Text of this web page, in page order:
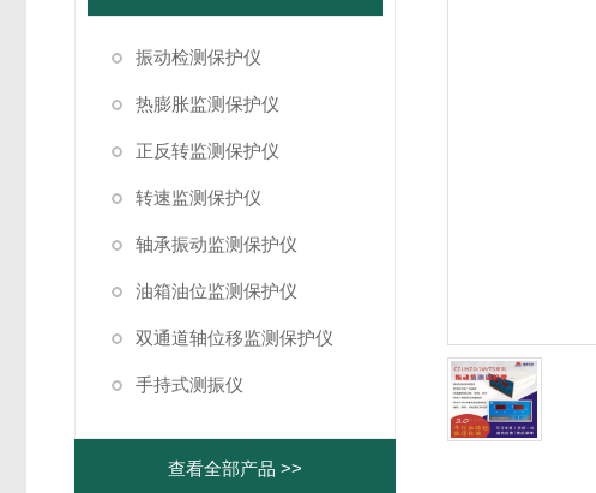
振动检测保护仪
热膨胀监测保护仪
正反转监测保护仪
转速监测保护仪
轴承振动监测保护仪
油箱油位监测保护仪
双通道轴位移监测保护仪
手持式测振仪
查看全部产品 >>